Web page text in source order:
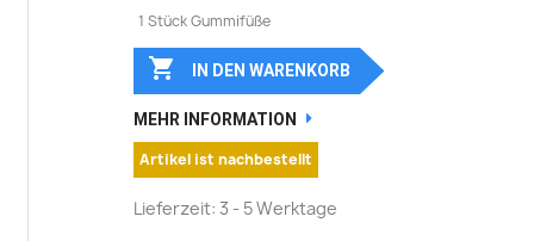
1 Stück Gummifüße
 IN DEN WARENKORB
MEHR INFORMATION
Artikel ist nachbestellt
Lieferzeit: 3 - 5 Werktage